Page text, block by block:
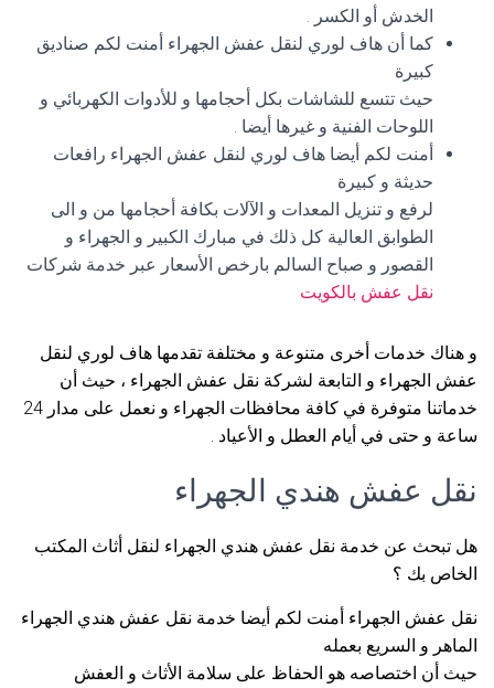
الخدش أو الكسر .
كما أن هاف لوري لنقل عفش الجهراء أمنت لكم صناديق
كبيرة
حيث تتسع للشاشات بكل أحجامها و للأدوات الكهربائي و
اللوحات الفنية و غيرها أيضا .
أمنت لكم أيضا هاف لوري لنقل عفش الجهراء رافعات
حديثة و كبيرة
لرفع و تنزيل المعدات و الآلات بكافة أحجامها من و الى
الطوابق العالية كل ذلك في مبارك الكبير و الجهراء و
القصور و صباح السالم بارخص الأسعار عبر خدمة شركات
نقل عفش بالكويت
و هناك خدمات أخرى متنوعة و مختلفة تقدمها هاف لوري لنقل
عفش الجهراء و التابعة لشركة نقل عفش الجهراء ، حيث أن
خدماتنا متوفرة في كافة محافظات الجهراء و نعمل على مدار 24
ساعة و حتى في أيام العطل و الأعياد .
نقل عفش هندي الجهراء
هل تبحث عن خدمة نقل عفش هندي الجهراء لنقل أثاث المكتب
الخاص بك ؟
نقل عفش الجهراء أمنت لكم أيضا خدمة نقل عفش هندي الجهراء
الماهر و السريع بعمله
حيث أن اختصاصه هو الحفاظ على سلامة الأثاث و العفش